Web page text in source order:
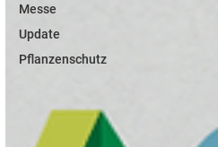
Messe
Update
Pflanzenschutz